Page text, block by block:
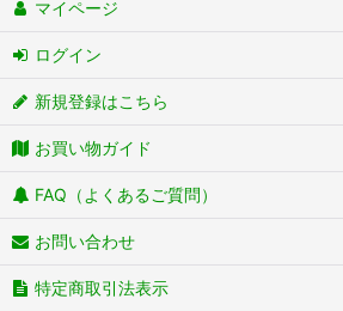
マイページ
ログイン
新規登録はこちら
お買い物ガイド
FAQ（よくあるご質問）
お問い合わせ
特定商取引法表示